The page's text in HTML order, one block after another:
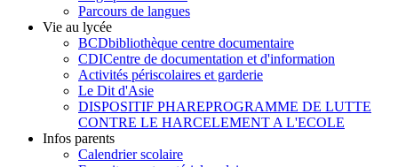
Parcours de langues
Vie au lycée
BCDbibliothèque centre documentaire
CDICentre de documentation et d'information
Activités périscolaires et garderie
Le Dit d'Asie
DISPOSITIF PHAREPROGRAMME DE LUTTE
CONTRE LE HARCELEMENT A L'ECOLE
Infos parents
Calendrier scolaire